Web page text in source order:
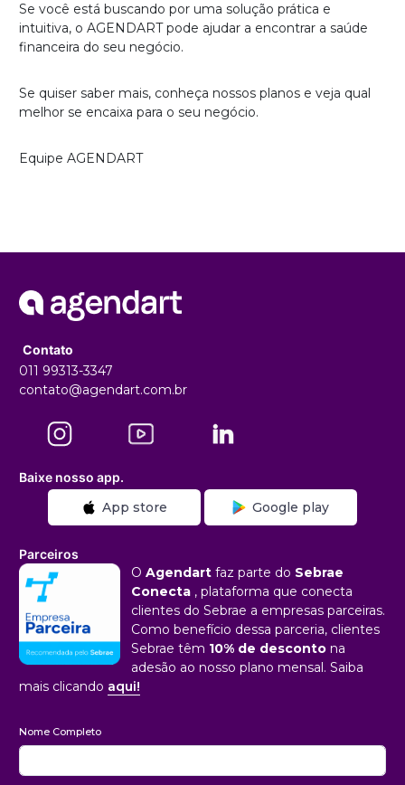
Se você está buscando por uma solução prática e
intuitiva, o AGENDART pode ajudar a encontrar a saúde
financeira do seu negócio.
Se quiser saber mais, conheça nossos planos e veja qual
melhor se encaixa para o seu negócio.
Equipe AGENDART
Contato
011 99313-3347
contato@agendart.com.br
Baixe nosso app.
App store Google play
Parceiros
O Agendart faz parte do Sebrae
Conecta , plataforma que conecta
clientes do Sebrae a empresas parceiras.
Como benefício dessa parceria, clientes
Sebrae têm 10% de desconto na
adesão ao nosso plano mensal. Saiba
mais clicando aqui!
Nome Completo